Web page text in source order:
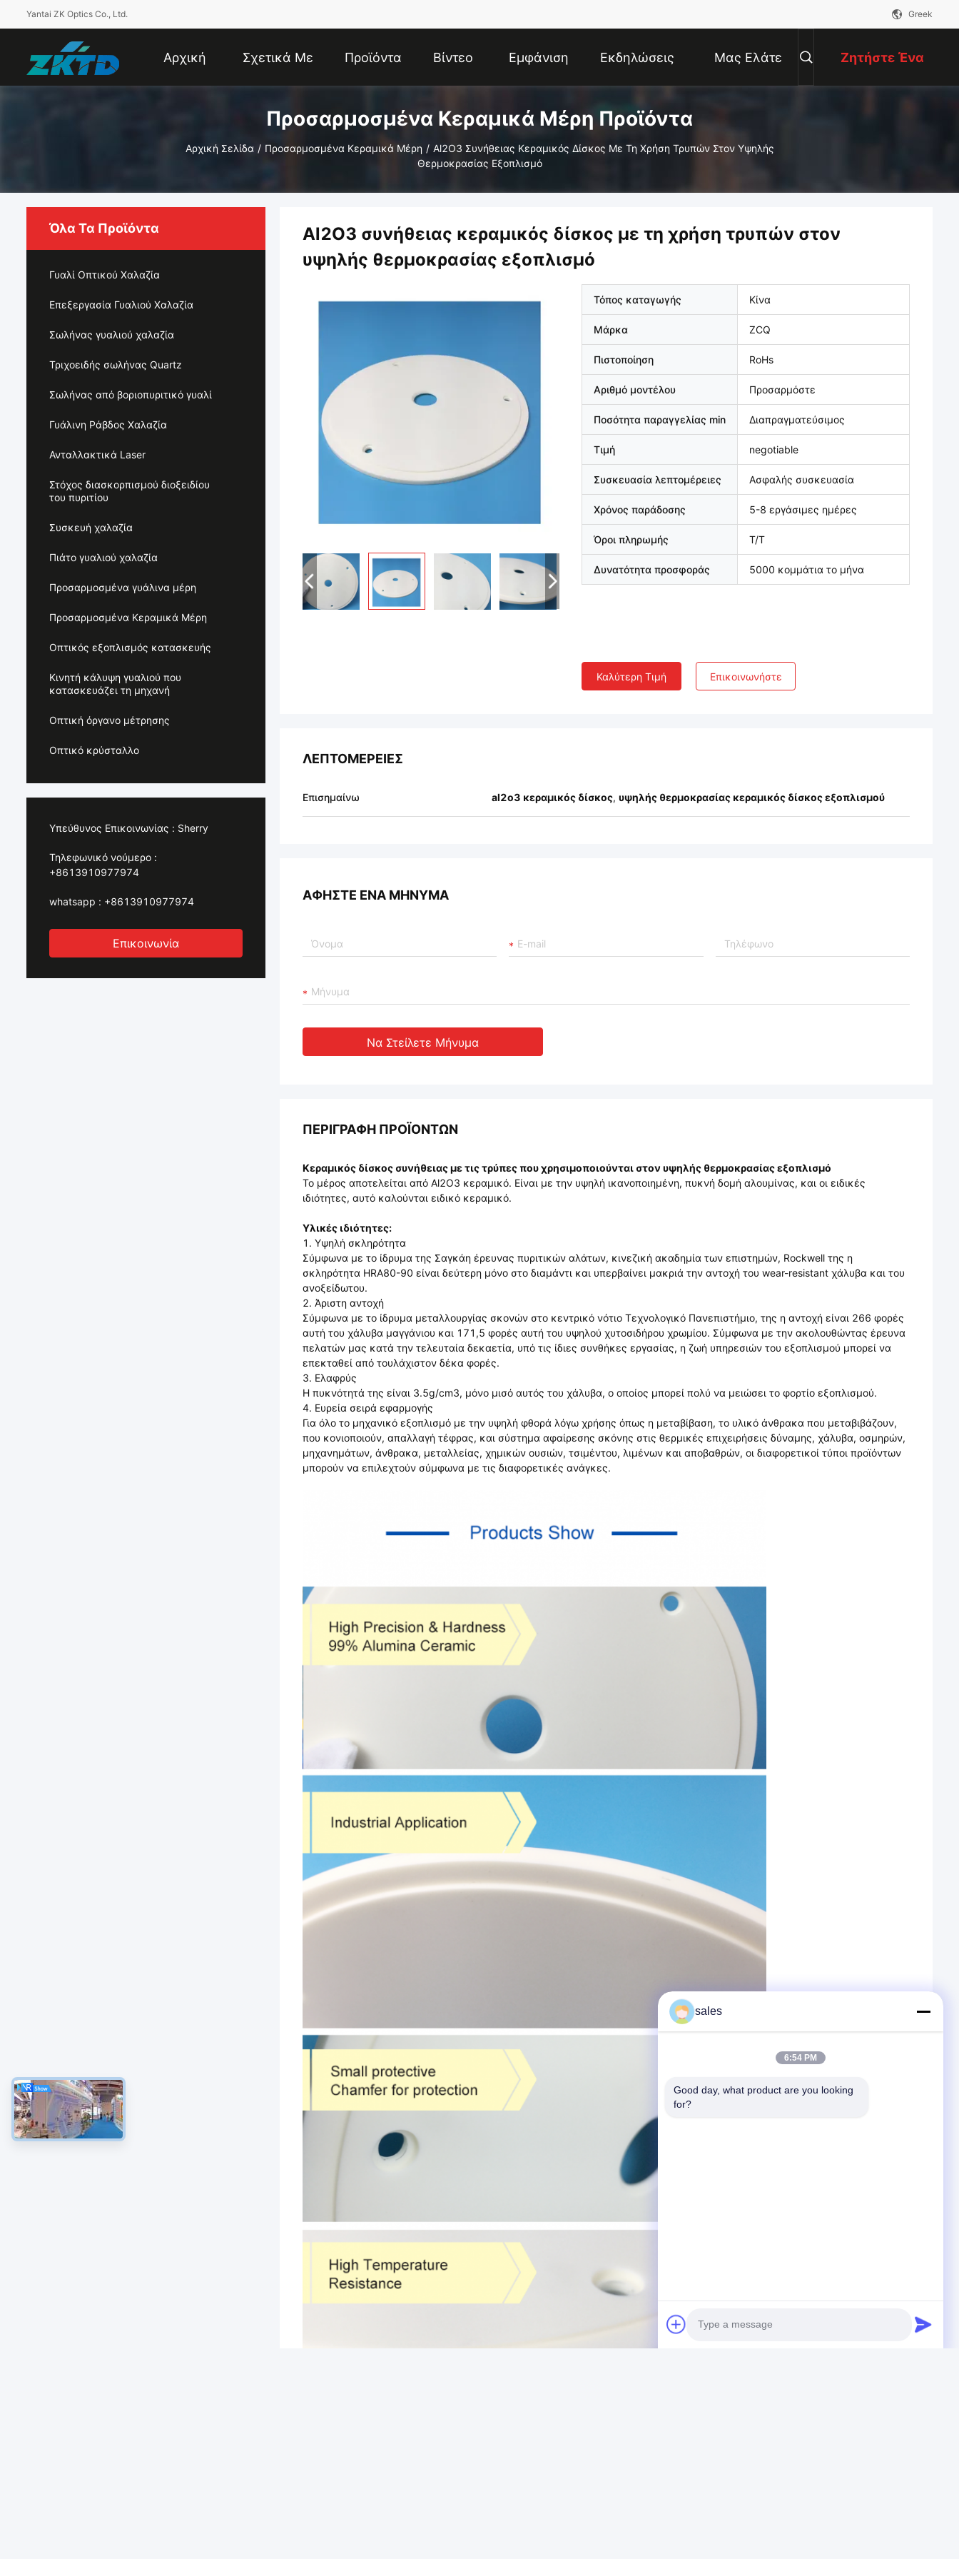
Yantai ZK Optics Co., Ltd. Greek
Αρχική Σχετικά Με
Εμάς
Προϊόντα Βίντεο Εμφάνιση
VR
Εκδηλώσεις Μας Ελάτε Ζητήστε Ένα
Προσαρμοσμένα Κεραμικά Μέρη Προϊόντα
Αρχική Σελίδα / Προσαρμοσμένα Κεραμικά Μέρη / Al2O3 Συνήθειας Κεραμικός Δίσκος Με Τη Χρήση Τρυπών Στον Υψηλής
Θερμοκρασίας Εξοπλισμό
Όλα Τα Προϊόντα
Γυαλί Οπτικού Χαλαζία
Επεξεργασία Γυαλιού Χαλαζία
Σωλήνας γυαλιού χαλαζία
Τριχοειδής σωλήνας Quartz
Σωλήνας από βοριοπυριτικό γυαλί
Γυάλινη Ράβδος Χαλαζία
Ανταλλακτικά Laser
Στόχος διασκορπισμού διοξειδίου
του πυριτίου
Συσκευή χαλαζία
Πιάτο γυαλιού χαλαζία
Προσαρμοσμένα γυάλινα μέρη
Προσαρμοσμένα Κεραμικά Μέρη
Οπτικός εξοπλισμός κατασκευής
Κινητή κάλυψη γυαλιού που
κατασκευάζει τη μηχανή
Οπτική όργανο μέτρησης
Οπτικό κρύσταλλο
Υπεύθυνος Επικοινωνίας : Sherry
Τηλεφωνικό νούμερο :
+8613910977974
whatsapp : +8613910977974
Επικοινωνία
Al2O3 συνήθειας κεραμικός δίσκος με τη χρήση τρυπών στον
υψηλής θερμοκρασίας εξοπλισμό
Τόπος καταγωγής Κίνα
Μάρκα ZCQ
Πιστοποίηση RoHs
Αριθμό μοντέλου Προσαρμόστε
Ποσότητα παραγγελίας min Διαπραγματεύσιμος
Τιμή negotiable
Συσκευασία λεπτομέρειες Ασφαλής συσκευασία
Χρόνος παράδοσης 5-8 εργάσιμες ημέρες
Όροι πληρωμής T/T
Δυνατότητα προσφοράς 5000 κομμάτια το μήνα
Καλύτερη Τιμή Επικοινωνήστε
ΛΕΠΤΟΜΈΡΕΙΕΣ
Επισημαίνω al2o3 κεραμικός δίσκος, υψηλής θερμοκρασίας κεραμικός δίσκος εξοπλισμού
ΑΦΉΣΤΕ ΈΝΑ ΜΉΝΥΜΑ
Να Στείλετε Μήνυμα
ΠΕΡΙΓΡΑΦΉ ΠΡΟΪΌΝΤΩΝ
Κεραμικός δίσκος συνήθειας με τις τρύπες που χρησιμοποιούνται στον υψηλής θερμοκρασίας εξοπλισμό
Το μέρος αποτελείται από Al2O3 κεραμικό. Είναι με την υψηλή ικανοποιημένη, πυκνή δομή αλουμίνας, και οι ειδικές
ιδιότητες, αυτό καλούνται ειδικό κεραμικό.
Υλικές ιδιότητες:
1. Υψηλή σκληρότητα
Σύμφωνα με το ίδρυμα της Σαγκάη έρευνας πυριτικών αλάτων, κινεζική ακαδημία των επιστημών, Rockwell της η
σκληρότητα HRA80-90 είναι δεύτερη μόνο στο διαμάντι και υπερβαίνει μακριά την αντοχή του wear-resistant χάλυβα και του
ανοξείδωτου.
2. Άριστη αντοχή
Σύμφωνα με το ίδρυμα μεταλλουργίας σκονών στο κεντρικό νότιο Τεχνολογικό Πανεπιστήμιο, της η αντοχή είναι 266 φορές
αυτή του χάλυβα μαγγάνιου και 171,5 φορές αυτή του υψηλού χυτοσιδήρου χρωμίου. Σύμφωνα με την ακολουθώντας έρευνα
πελατών μας κατά την τελευταία δεκαετία, υπό τις ίδιες συνθήκες εργασίας, η ζωή υπηρεσιών του εξοπλισμού μπορεί να
επεκταθεί από τουλάχιστον δέκα φορές.
3. Ελαφρύς
Η πυκνότητά της είναι 3.5g/cm3, μόνο μισό αυτός του χάλυβα, ο οποίος μπορεί πολύ να μειώσει το φορτίο εξοπλισμού.
4. Ευρεία σειρά εφαρμογής
Για όλο το μηχανικό εξοπλισμό με την υψηλή φθορά λόγω χρήσης όπως η μεταβίβαση, το υλικό άνθρακα που μεταβιβάζουν,
που κονιοποιούν, απαλλαγή τέφρας, και σύστημα αφαίρεσης σκόνης στις θερμικές επιχειρήσεις δύναμης, χάλυβα, οσμηρών,
μηχανημάτων, άνθρακα, μεταλλείας, χημικών ουσιών, τσιμέντου, λιμένων και αποβαθρών, οι διαφορετικοί τύποι προϊόντων
μπορούν να επιλεχτούν σύμφωνα με τις διαφορετικές ανάγκες.
sales
6:54 PM
Good day, what product are you looking
for?